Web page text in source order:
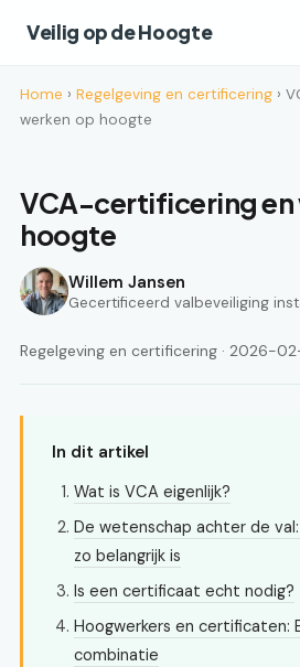
Veilig op de Hoogte
Home › Regelgeving en certificering ›
werken op hoogte
VCA-certificering en
hoogte
Willem Jansen
Gecertificeerd valbeveiliging
Regelgeving en certificering · 2026-
In dit artikel
Wat is VCA eigenlijk?
De wetenschap achter de
zo belangrijk is
Is een certificaat echt nodig?
Hoogwerkers en certificaten:
combinatie